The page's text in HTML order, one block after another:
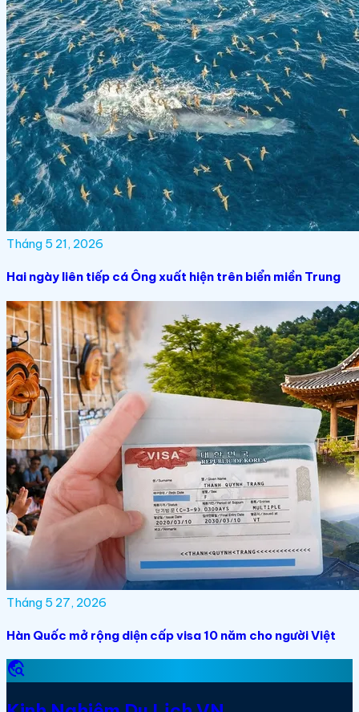
Tháng 5 21, 2026
Hai ngày liên tiếp cá Ông xuất hiện trên biển miền Trung
Tháng 5 27, 2026
Hàn Quốc mở rộng diện cấp visa 10 năm cho người Việt
travel_explore